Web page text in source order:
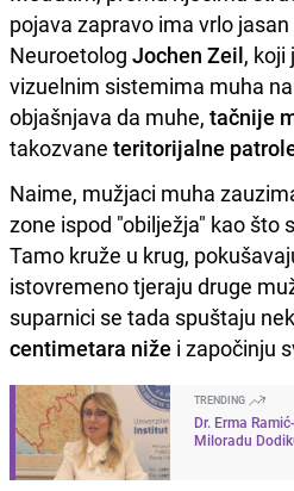
pojava zapravo ima vrlo
Neuroetolog Jochen Zeil, koji
vizuelnim sistemima muha na
objašnjava da muhe, tačnije
takozvane teritorijalne
Naime, mužjaci muha
zone ispod "obilježja" kao što
Tamo kruže u krug,
istovremeno tjeraju druge
suparnici se tada spuštaju
centimetara niže i započinju
TRENDING
Dr. Erma
Miloradu